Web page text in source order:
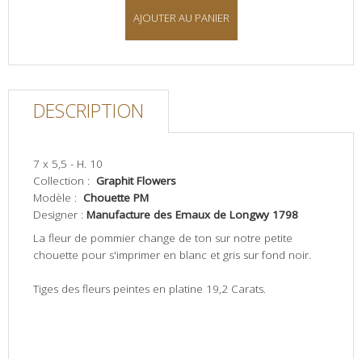
AJOUTER AU PANIER
DESCRIPTION
7 x 5,5 - H. 10
Collection : Graphit Flowers
Modèle : Chouette PM
Designer : Manufacture des Emaux de Longwy 1798
La fleur de pommier change de ton sur notre petite
chouette pour s'imprimer en blanc et gris sur fond noir.
Tiges des fleurs peintes en platine 19,2 Carats.